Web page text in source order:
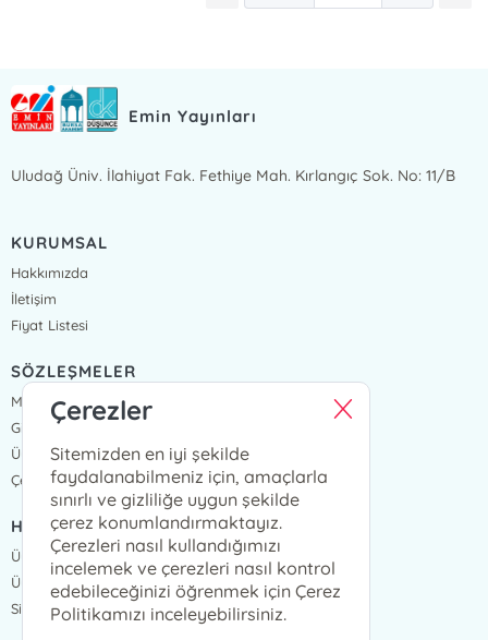
Emin Yayınları
Uludağ Üniv. İlahiyat Fak. Fethiye Mah. Kırlangıç Sok. No: 11/B
KURUMSAL
Hakkımızda
İletişim
Fiyat Listesi
SÖZLEŞMELER
Mesafeli Satış Sözleşmesi
Gizlilik Sözleşmesi
Üyelik Sözleşmesi
Çerez Politikası
HIZLI ERİŞİM
Üye Ol
Üye Giriş
Sipariş Takip
Çerezler
Sitemizden en iyi şekilde
faydalanabilmeniz için, amaçlarla
sınırlı ve gizliliğe uygun şekilde
çerez konumlandırmaktayız.
Çerezleri nasıl kullandığımızı
incelemek ve çerezleri nasıl kontrol
edebileceğinizi öğrenmek için Çerez
Politikamızı inceleyebilirsiniz.